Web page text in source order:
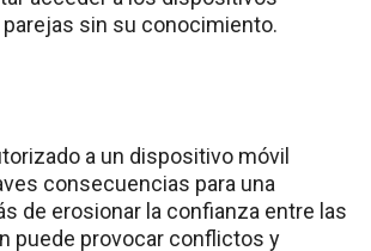
sin su conocimiento.
a un dispositivo móvil
consecuencias para una
de erosionar la confianza entre las
puede provocar conflictos y